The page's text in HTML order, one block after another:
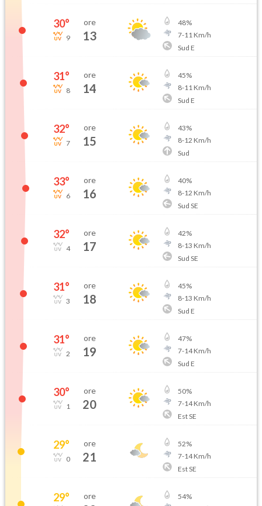
30°
9
ore
13
48%
7-11Km/h
Sud E
31°
8
ore
14
45%
8-11Km/h
Sud E
32°
7
ore
15
43%
8-12 Km/h
Sud
33°
6
ore
16
40%
8-12 Km/h
Sud SE
32°
4
ore
17
42%
8-13 Km/h
Sud SE
31°
3
ore
18
45%
8-13 Km/h
Sud E
31°
2
ore
19
47%
7-14Km/h
Sud E
30°
1
ore
20
50%
7-14Km/h
Est SE
29°
0
ore
21
52%
7-14Km/h
Est SE
29° ore 54%